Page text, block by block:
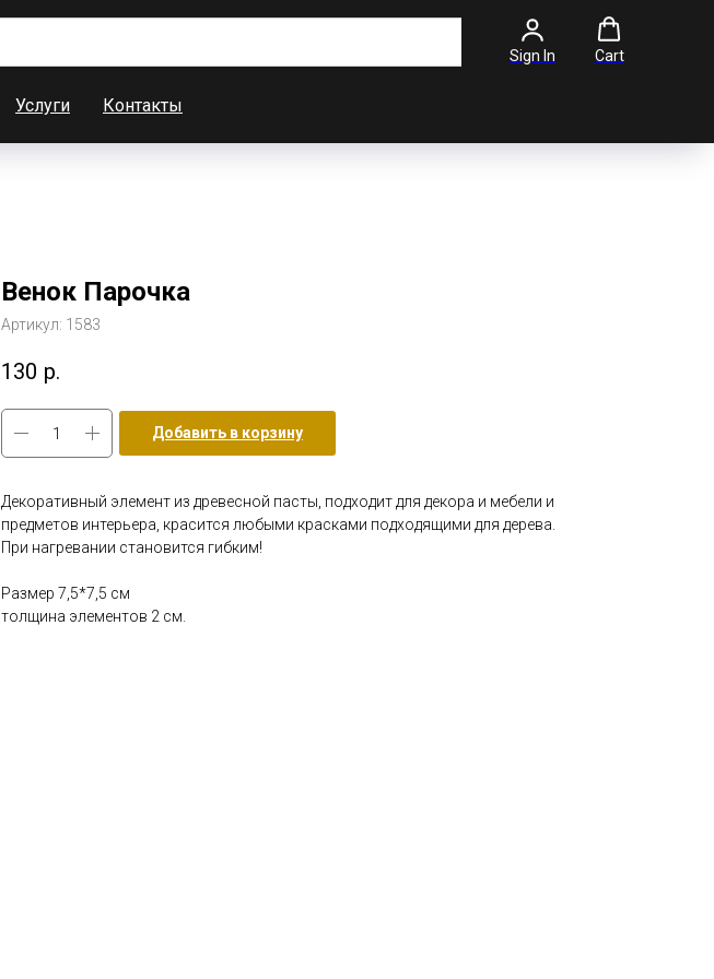
Sign In Cart
Услуги Контакты
Венок Парочка
Артикул: 1583
130 р.
Добавить в корзину
Декоративный элемент из древесной пасты, подходит для декора и мебели и
предметов интерьера, красится любыми красками подходящими для дерева.
При нагревании становится гибким!
Размер 7,5*7,5 см
толщина элементов 2 см.